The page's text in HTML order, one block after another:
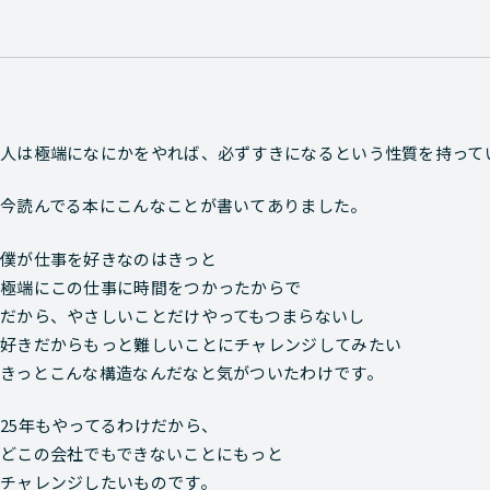
人は極端になにかをやれば、必ずすきになるという性質を持って
今読んでる本にこんなことが書いてありました。
僕が仕事を好きなのはきっと
極端にこの仕事に時間をつかったからで
だから、やさしいことだけやってもつまらないし
好きだからもっと難しいことにチャレンジしてみたい
きっとこんな構造なんだなと気がついたわけです。
25年もやってるわけだから、
どこの会社でもできないことにもっと
チャレンジしたいものです。